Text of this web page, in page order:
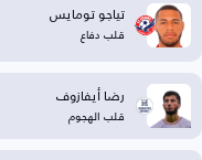
تياجو تومايس
قلب دفاع
رضا أيفازوف
قلب الهجوم